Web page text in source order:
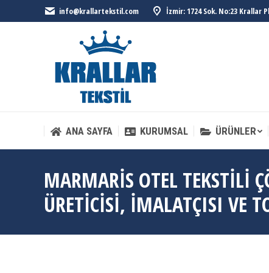
info@krallartekstil.com İzmir: 1724 Sok. No:23 Krallar
ANA SAYFA KURUMSAL ÜRÜNLER
MARMARIS OTEL TEKSTILI
ÜRETICISI, İMALATÇISI VE
ANA SAYFA KURUMSAL ÜRÜNLER